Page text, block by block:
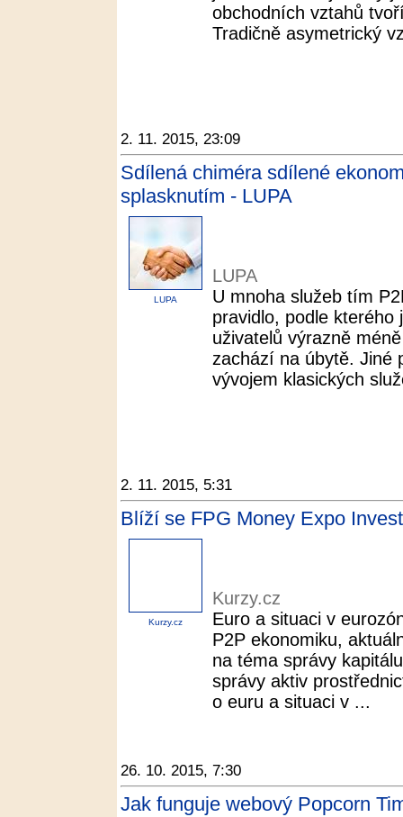
obchodních vztahů
Tradičně asymetrický
2. 11. 2015, 23:09
Sdílená chiméra sdílené
splasknutím - LUPA
LUPA
LUPA
U mnoha služeb tím
pravidlo, podle
uživatelů výrazně
zachází na úbytě. Jiné
vývojem klasických
2. 11. 2015, 5:31
Blíží se FPG Money Expo
Kurzy.cz
Kurzy.cz
Euro a situaci v
P2P ekonomiku,
na téma správy
správy aktiv
o euru a situaci v ...
26. 10. 2015, 7:30
Jak funguje webový Popcorn